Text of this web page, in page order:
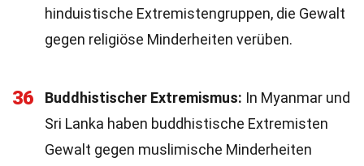
hinduistische Extremistengruppen, die Gewalt
gegen religiöse Minderheiten verüben.
36 Buddhistischer Extremismus: In Myanmar und
Sri Lanka haben buddhistische Extremisten
Gewalt gegen muslimische Minderheiten